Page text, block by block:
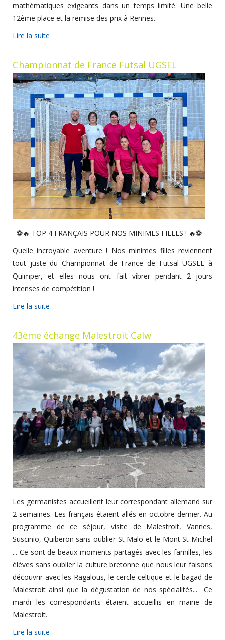
mathématiques exigeants dans un temps limité. Une belle
12ème place et la remise des prix à Rennes.
Lire la suite
Championnat de France Futsal UGSEL
⚽🔥 TOP 4 FRANÇAIS POUR NOS MINIMES FILLES ! 🔥⚽
Quelle incroyable aventure ! Nos minimes filles reviennent
tout juste du Championnat de France de Futsal UGSEL à
Quimper, et elles nous ont fait vibrer pendant 2 jours
intenses de compétition !
Lire la suite
43ème échange Malestroit Calw
Les germanistes accueillent leur correspondant allemand sur
2 semaines. Les français étaient allés en octobre dernier. Au
programme de ce séjour, visite de Malestroit, Vannes,
Suscinio, Quiberon sans oublier St Malo et le Mont St Michel
... Ce sont de beaux moments partagés avec les familles, les
élèves sans oublier la culture bretonne que nous leur faisons
découvrir avec les Ragalous, le cercle celtique et le bagad de
Malestroit ainsi que la dégustation de nos spécialités... Ce
mardi les correspondants étaient accueillis en mairie de
Malestroit.
Lire la suite